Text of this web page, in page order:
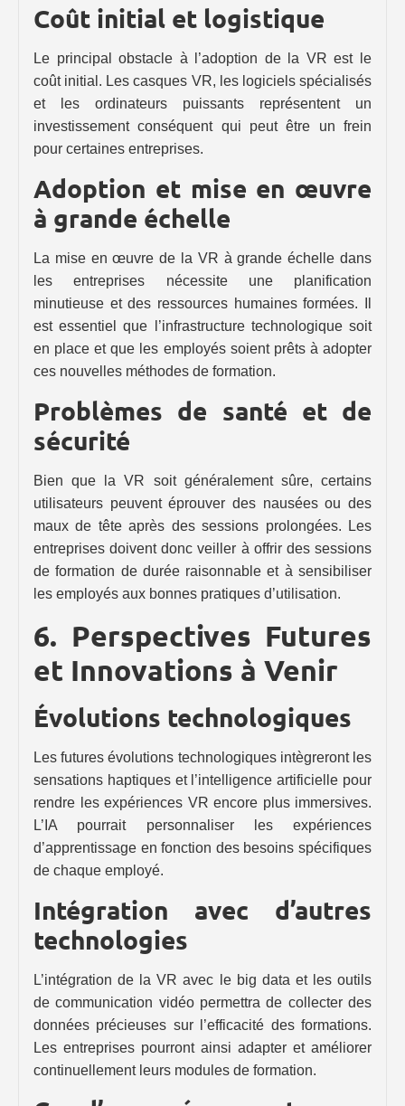
Coût initial et logistique
Le principal obstacle à l’adoption de la VR est le
coût initial. Les casques VR, les logiciels spécialisés
et les ordinateurs puissants représentent un
investissement conséquent qui peut être un frein
pour certaines entreprises.
Adoption et mise en œuvre
à grande échelle
La mise en œuvre de la VR à grande échelle dans
les entreprises nécessite une planification
minutieuse et des ressources humaines formées. Il
est essentiel que l’infrastructure technologique soit
en place et que les employés soient prêts à adopter
ces nouvelles méthodes de formation.
Problèmes de santé et de
sécurité
Bien que la VR soit généralement sûre, certains
utilisateurs peuvent éprouver des nausées ou des
maux de tête après des sessions prolongées. Les
entreprises doivent donc veiller à offrir des sessions
de formation de durée raisonnable et à sensibiliser
les employés aux bonnes pratiques d’utilisation.
6. Perspectives Futures
et Innovations à Venir
Évolutions technologiques
Les futures évolutions technologiques intègreront les
sensations haptiques et l’intelligence artificielle pour
rendre les expériences VR encore plus immersives.
L’IA pourrait personnaliser les expériences
d’apprentissage en fonction des besoins spécifiques
de chaque employé.
Intégration avec d’autres
technologies
L’intégration de la VR avec le big data et les outils
de communication vidéo permettra de collecter des
données précieuses sur l’efficacité des formations.
Les entreprises pourront ainsi adapter et améliorer
continuellement leurs modules de formation.